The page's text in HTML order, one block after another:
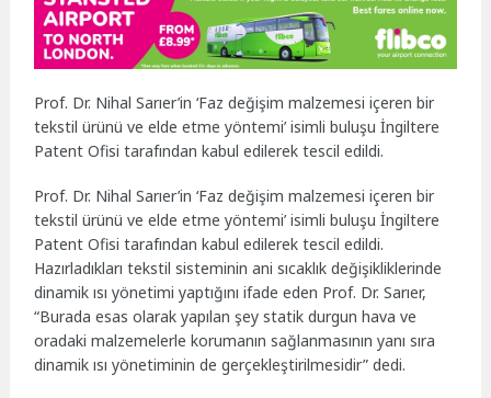
Prof. Dr. Nihal Sarıer’in ‘Faz değişim malzemesi içeren bir
tekstil ürünü ve elde etme yöntemi’ isimli buluşu İngiltere
Patent Ofisi tarafından kabul edilerek tescil edildi.
Prof. Dr. Nihal Sarıer’in ‘Faz değişim malzemesi içeren bir
tekstil ürünü ve elde etme yöntemi’ isimli buluşu İngiltere
Patent Ofisi tarafından kabul edilerek tescil edildi.
Hazırladıkları tekstil sisteminin ani sıcaklık değişikliklerinde
dinamik ısı yönetimi yaptığını ifade eden Prof. Dr. Sarıer,
“Burada esas olarak yapılan şey statik durgun hava ve
oradaki malzemelerle korumanın sağlanmasının yanı sıra
dinamik ısı yönetiminin de gerçekleştirilmesidir” dedi.